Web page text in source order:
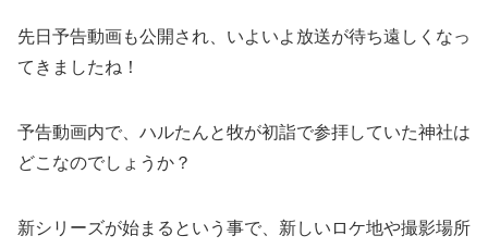
先日予告動画も公開され、いよいよ放送が待ち遠しくなっ
てきましたね！
予告動画内で、ハルたんと牧が初詣で参拝していた神社は
どこなのでしょうか？
新シリーズが始まるという事で、新しいロケ地や撮影場所